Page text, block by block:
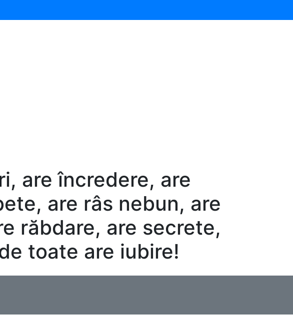
are încredere, are
are râs nebun, are
răbdare, are secrete,
toate are iubire!